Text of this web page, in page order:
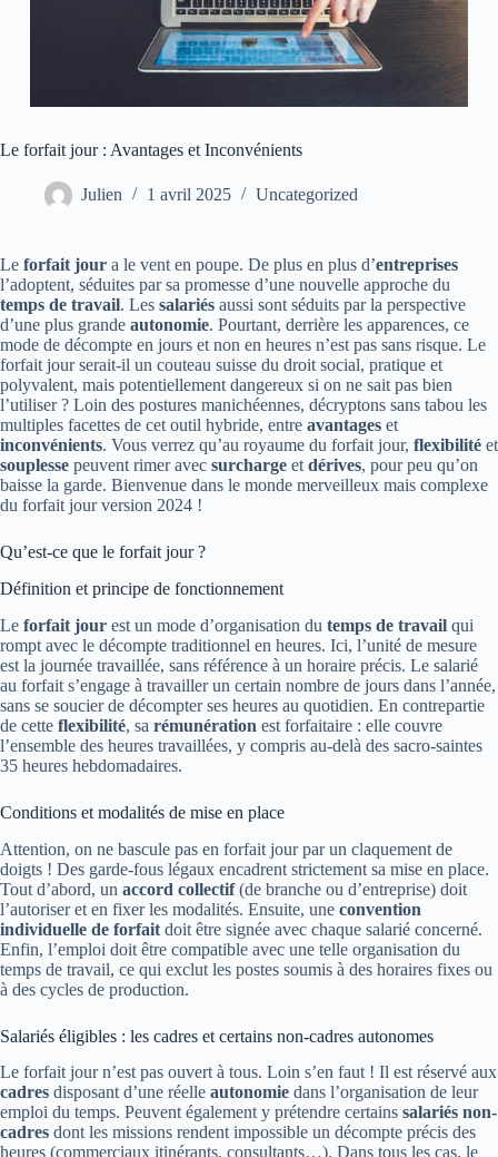
Le forfait jour : Avantages et Inconvénients
Julien 1 avril 2025 Uncategorized
Le forfait jour a le vent en poupe. De plus en plus d’entreprises
l’adoptent, séduites par sa promesse d’une nouvelle approche du
temps de travail. Les salariés aussi sont séduits par la perspective
d’une plus grande autonomie. Pourtant, derrière les apparences, ce
mode de décompte en jours et non en heures n’est pas sans risque. Le
forfait jour serait-il un couteau suisse du droit social, pratique et
polyvalent, mais potentiellement dangereux si on ne sait pas bien
l’utiliser ? Loin des postures manichéennes, décryptons sans tabou les
multiples facettes de cet outil hybride, entre avantages et
inconvénients. Vous verrez qu’au royaume du forfait jour, flexibilité et
souplesse peuvent rimer avec surcharge et dérives, pour peu qu’on
baisse la garde. Bienvenue dans le monde merveilleux mais complexe
du forfait jour version 2024 !
Qu’est-ce que le forfait jour ?
Définition et principe de fonctionnement
Le forfait jour est un mode d’organisation du temps de travail qui
rompt avec le décompte traditionnel en heures. Ici, l’unité de mesure
est la journée travaillée, sans référence à un horaire précis. Le salarié
au forfait s’engage à travailler un certain nombre de jours dans l’année,
sans se soucier de décompter ses heures au quotidien. En contrepartie
de cette flexibilité, sa rémunération est forfaitaire : elle couvre
l’ensemble des heures travaillées, y compris au-delà des sacro-saintes
35 heures hebdomadaires.
Conditions et modalités de mise en place
Attention, on ne bascule pas en forfait jour par un claquement de
doigts ! Des garde-fous légaux encadrent strictement sa mise en place.
Tout d’abord, un accord collectif(de branche ou d’entreprise) doit
l’autoriser et en fixer les modalités. Ensuite, une convention
individuelle de forfait doit être signée avec chaque salarié concerné.
Enfin, l’emploi doit être compatible avec une telle organisation du
temps de travail, ce qui exclut les postes soumis à des horaires fixes ou
à des cycles de production.
Salariés éligibles : les cadres et certains non-cadres autonomes
Le forfait jour n’est pas ouvert à tous. Loin s’en faut ! Il est réservé aux
cadres disposant d’une réelle autonomie dans l’organisation de leur
emploi du temps. Peuvent également y prétendre certains salariés non-
cadres dont les missions rendent impossible un décompte précis des
heures (commerciaux itinérants, consultants…). Dans tous les cas, le